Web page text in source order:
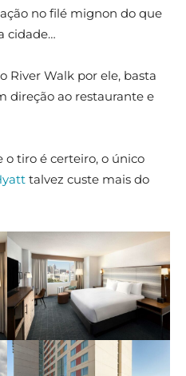
no filé mignon do que
cidade…
River Walk por ele, basta
direção ao restaurante e
tiro é certeiro, o único
talvez custe mais do